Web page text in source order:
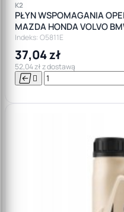
K2
PŁYN WSPOMAGANIA
MAZDA HONDA VOLVO
Indeks: O5811E
37,04 zł
52,04 zł z dostawą
 